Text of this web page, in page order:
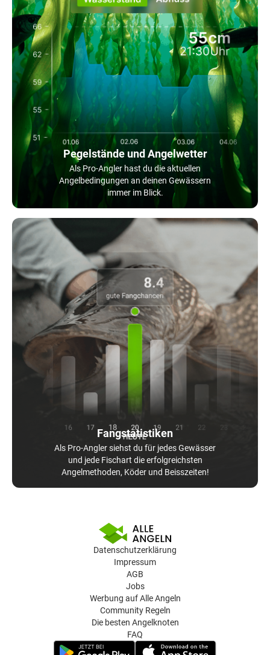
Pegelstände und Angelwetter
Als Pro-Angler hast du die aktuellen
Angelbedingungen an deinen Gewässern
immer im Blick.
Fangstatistiken
Als Pro-Angler siehst du für jedes Gewässer
und jede Fischart die erfolgreichsten
Angelmethoden, Köder und Beisszeiten!
Datenschutzerklärung
Impressum
AGB
Jobs
Werbung auf Alle Angeln
Community Regeln
Die besten Angelknoten
FAQ